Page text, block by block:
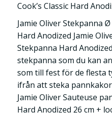
Cook’s Classic Hard
Jamie Oliver Stekpanna Ø
Hard Anodized Jamie
Stekpanna Hard
stekpanna som du kan
som till fest för de flesta
ifrån att steka
Jamie Oliver Sauteuse
Hard Anodized 26 cm +